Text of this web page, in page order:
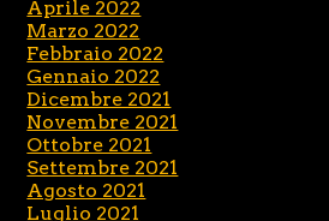
Aprile 2022
Marzo 2022
Febbraio 2022
Gennaio 2022
Dicembre 2021
Novembre 2021
Ottobre 2021
Settembre 2021
Agosto 2021
Luglio 2021